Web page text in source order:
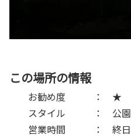
この場所の情報
お勧め度 ： ★
スタイル ： 公園
営業時間 ： 終日